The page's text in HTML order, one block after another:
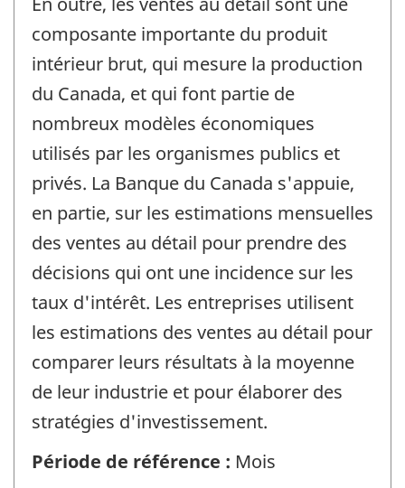
composante importante du produit
intérieur brut, qui mesure la production
du Canada, et qui font partie de
nombreux modèles économiques
utilisés par les organismes publics et
privés. La Banque du Canada s'appuie,
en partie, sur les estimations mensuelles
des ventes au détail pour prendre des
décisions qui ont une incidence sur les
taux d'intérêt. Les entreprises utilisent
les estimations des ventes au détail pour
comparer leurs résultats à la moyenne
de leur industrie et pour élaborer des
stratégies d'investissement.
Période de référence : Mois